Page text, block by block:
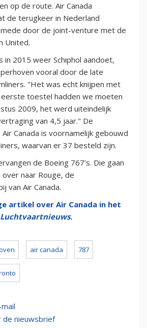
op de route. Air Canada
de terugkeer in Nederland
mede door de joint-venture met de
United.
in 2015 weer Schiphol aandoet,
vooral door de late
"Het was echt knijpen met
toestel hadden we moeten
2009, het werd uiteindelijk
van 4,5 jaar." De
Canada is voornamelijk gebouwd
waarvan er 37 besteld zijn.
de Boeing 767’s. Die gaan
naar Rouge, de
van Air Canada.
artikel over Air Canada in het
Luchtvaartnieuws.
air canada 787
de nieuwsbrief